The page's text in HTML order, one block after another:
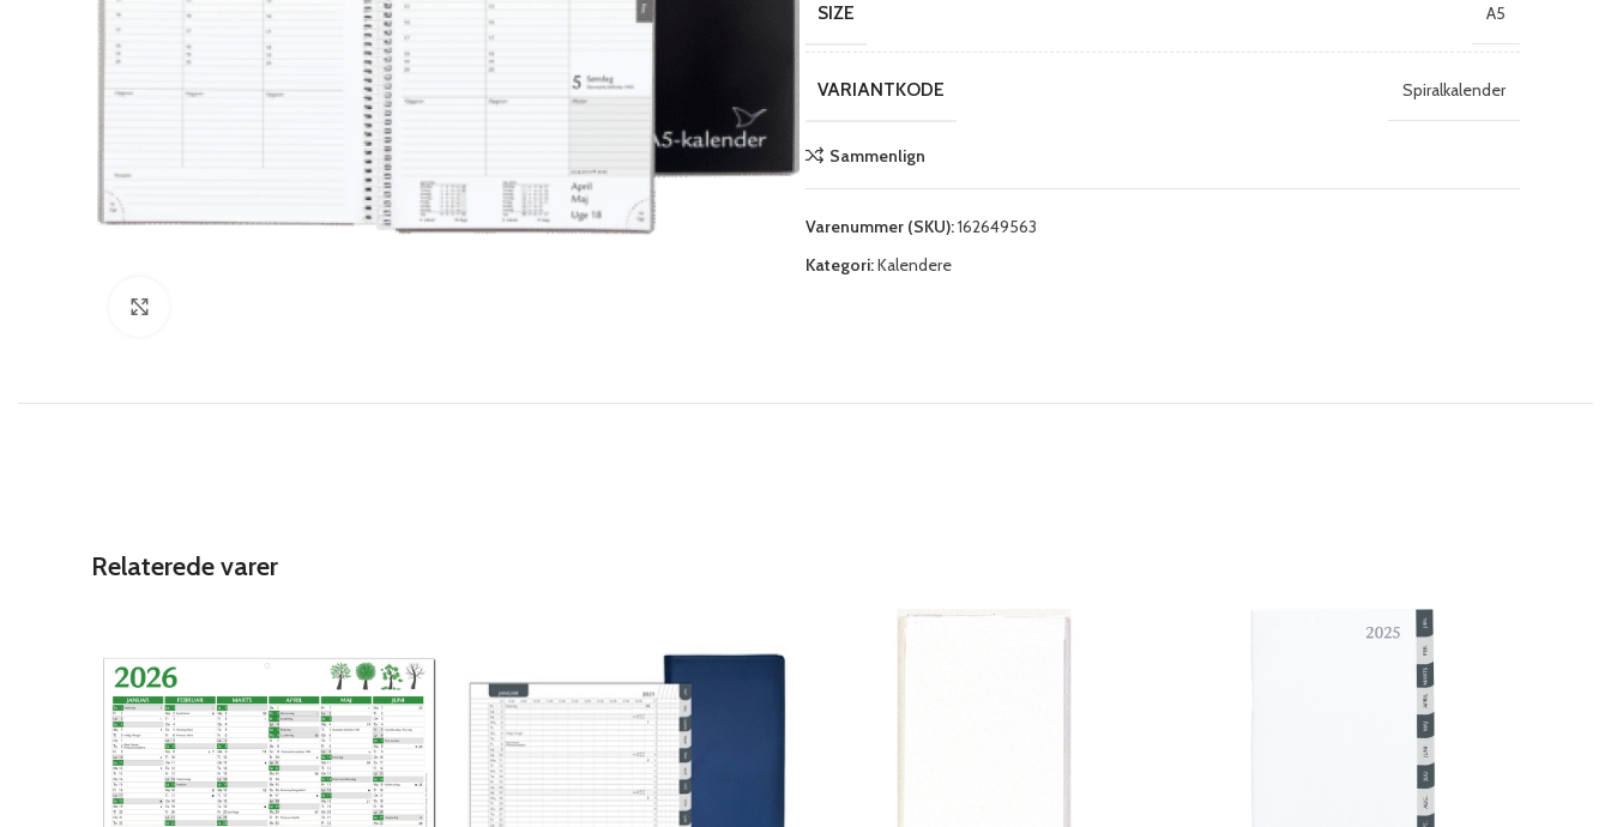
SIZE A5
VARIANTKODE Spiralkalender
Sammenlign
Varenummer (SKU):162649563
Kategori:Kalendere
Relaterede varer